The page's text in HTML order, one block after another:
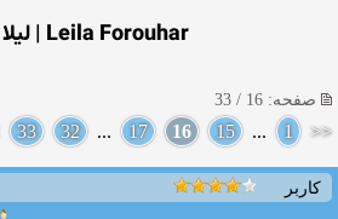
Leila Forouhar | لیلا فروهر
صفحه: 16 / 33
<<
1
...
15
16
17
...
32
33
کاربر